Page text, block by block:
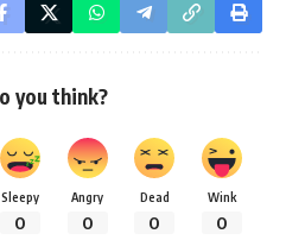
you think?
Sleepy
0
Angry
0
Dead
0
Wink
0